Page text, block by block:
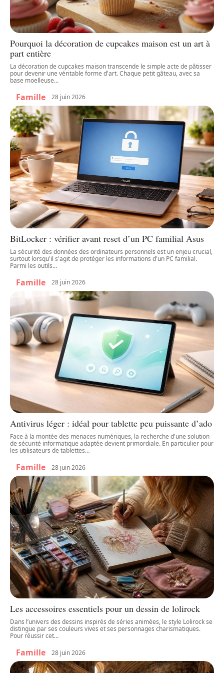
Pourquoi la décoration de cupcakes maison est un art à
part entière
La décoration de cupcakes maison transcende le simple acte de pâtisser
pour devenir une véritable forme d'art. Chaque petit gâteau, avec sa
base moelleuse…
Famille 28 juin 2026
BitLocker : vérifier avant reset d’un PC familial Asus
La sécurité des données des ordinateurs personnels est un enjeu crucial,
surtout lorsqu'il s'agit de protéger les informations d'un PC familial.
Parmi les outils…
Famille 28 juin 2026
Antivirus léger : idéal pour tablette peu puissante d’ado
Face à la montée des menaces numériques, la recherche d'une solution
de sécurité informatique adaptée devient primordiale. En particulier pour
les utilisateurs de tablettes…
Famille 28 juin 2026
Les accessoires essentiels pour un dessin de lolirock
Dans l’univers des dessins inspirés de séries animées, le style Lolirock se
distingue par ses couleurs vives et ses personnages charismatiques.
Pour réussir cet…
Famille 28 juin 2026